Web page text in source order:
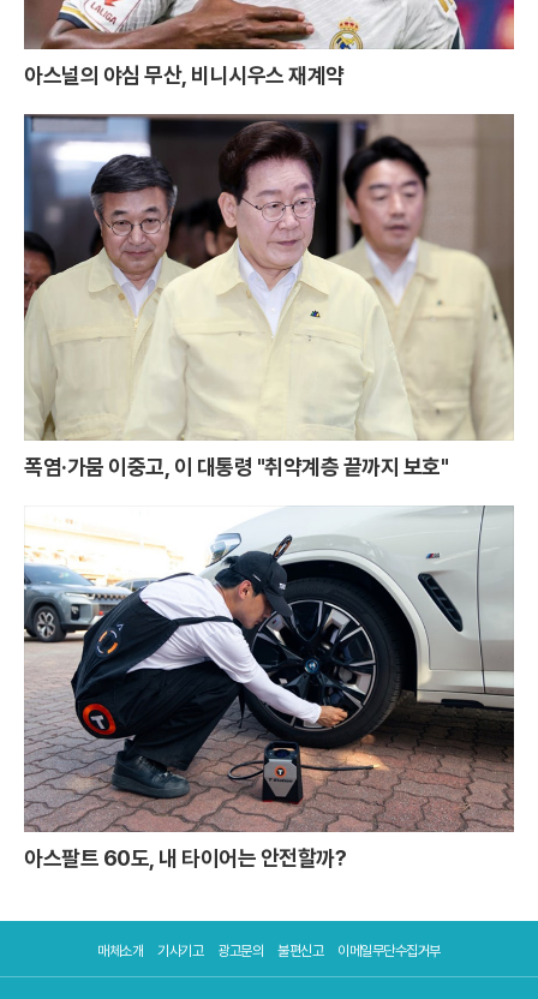
아스널의 야심 무산, 비니시우스 재계약
폭염·가뭄 이중고, 이 대통령 "취약계층 끝까지 보호"
아스팔트 60도, 내 타이어는 안전할까?
매체소개 기사기고 광고문의 불편신고 이메일무단수집거부